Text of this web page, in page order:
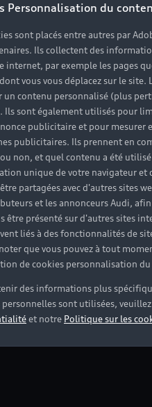
Personnalisation du
sont placés entre autres par
Ils collectent des
internet, par exemple les pages
vous vous déplacez sur le site.
un contenu personnalisé (plus
Ils sont également utilisés pour
publicitaire et pour mesurer
publicitaires. Ils prennent en
non, et quel contenu a été
unique de votre navigateur et
partagées avec d'autres sites
et les annonceurs Audi,
être présenté sur d'autres sites
liés à des fonctionnalités de
que vous pouvez à tout
de cookies personnalisation
des informations plus
personnelles sont utilisées,
et notre Politique sur les
conducteurs sont
réservation.
pour louer en